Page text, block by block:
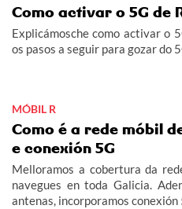
Como activar o 5G de
Explicámosche como activar o
os pasos a seguir para gozar do
MÓBIL R
Como é a rede móbil
e conexión 5G
Melloramos a cobertura da
navegues en toda Galicia.
antenas, incorporamos conexión